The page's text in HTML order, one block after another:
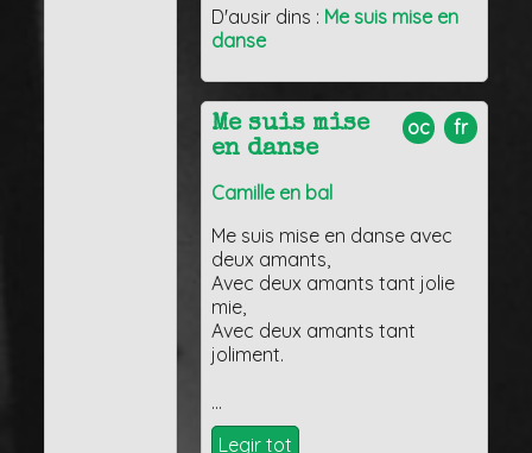
D'ausir dins : Me suis mise en
danse
fr
oc
Me suis mise
en danse
Camille en bal
Me suis mise en danse avec
deux amants,
Avec deux amants tant jolie
mie,
Avec deux amants tant
joliment.
…
Legir tot